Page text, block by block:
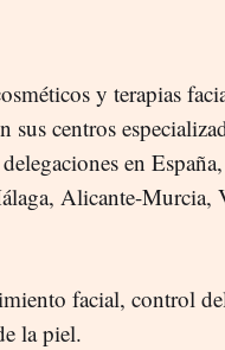
y terapias
centros
en
Alicante-
facial, control
la piel.